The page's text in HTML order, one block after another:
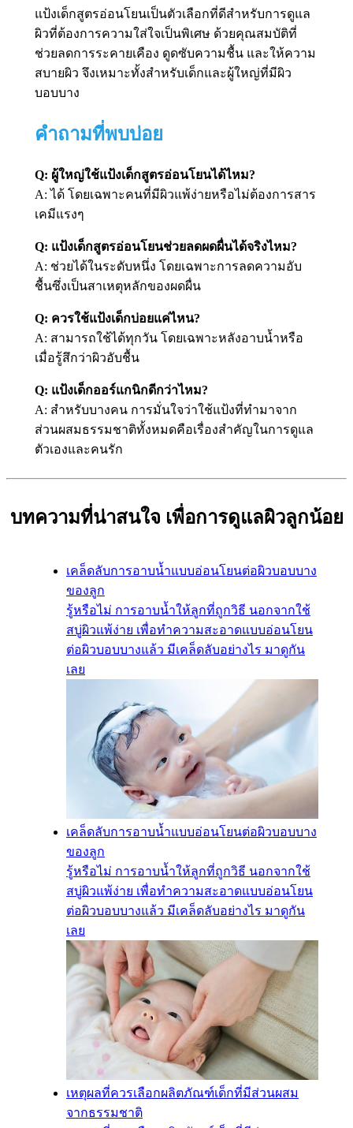
แป้งเด็กสูตรอ่อนโยนเป็นตัวเลือกที่ดีสำหรับการดูแล
ผิวที่ต้องการความใส่ใจเป็นพิเศษ ด้วยคุณสมบัติที่
ช่วยลดการระคายเคือง ดูดซับความชื้น และให้ความ
สบายผิว จึงเหมาะทั้งสำหรับเด็กและผู้ใหญ่ที่มีผิว
บอบบาง
คำถามที่พบบ่อย
Q: ผู้ใหญ่ใช้แป้งเด็กสูตรอ่อนโยนได้ไหม?
A: ได้ โดยเฉพาะคนที่มีผิวแพ้ง่ายหรือไม่ต้องการสาร
เคมีแรงๆ
Q: แป้งเด็กสูตรอ่อนโยนช่วยลดผดผื่นได้จริงไหม?
A: ช่วยได้ในระดับหนึ่ง โดยเฉพาะการลดความอับ
ชื้นซึ่งเป็นสาเหตุหลักของผดผื่น
Q: ควรใช้แป้งเด็กบ่อยแค่ไหน?
A: สามารถใช้ได้ทุกวัน โดยเฉพาะหลังอาบน้ำหรือ
เมื่อรู้สึกว่าผิวอับชื้น
Q: แป้งเด็กออร์แกนิกดีกว่าไหม?
A: สำหรับบางคน การมั่นใจว่าใช้แป้งที่ทำมาจาก
ส่วนผสมธรรมชาติทั้งหมดคือเรื่องสำคัญในการดูแล
ตัวเองและคนรัก
บทความที่น่าสนใจ เพื่อการดูแลผิวลูกน้อย
เคล็ดลับการอาบน้ำแบบอ่อนโยนต่อผิวบอบบาง
ของลูก
รู้หรือไม่ การอาบน้ำให้ลูกที่ถูกวิธี นอกจากใช้
สบู่ผิวแพ้ง่าย เพื่อทำความสะอาดแบบอ่อนโยน
ต่อผิวบอบบางแล้ว มีเคล็ดลับอย่างไร มาดูกัน
เลย
เคล็ดลับการอาบน้ำแบบอ่อนโยนต่อผิวบอบบาง
ของลูก
รู้หรือไม่ การอาบน้ำให้ลูกที่ถูกวิธี นอกจากใช้
สบู่ผิวแพ้ง่าย เพื่อทำความสะอาดแบบอ่อนโยน
ต่อผิวบอบบางแล้ว มีเคล็ดลับอย่างไร มาดูกัน
เลย
เหตุผลที่ควรเลือกผลิตภัณฑ์เด็กที่มีส่วนผสม
จากธรรมชาติ